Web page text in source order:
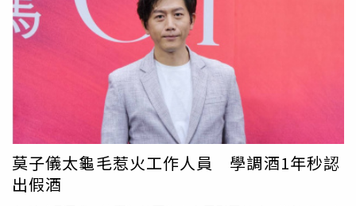
一起吹毛求疵，一次又一次重來，承擔起所有壓力，是多麼
幸運的事。」他也不忘笑稱：「感謝樓本單！」影集每集以
「一杯調酒，一個故事」貫穿全劇，談到私下酒量，演員們
也大方分享趣事，楊貴媚笑說：「我酒膽很小，喝醉會很
盧，還是別練酒，以免發生糗事。」蔡淑臻則自嘲是「酒精
過敏人」，她說：「我的酒量真是爛透了，只要喝個200到
250ml就會臉紅發癢。不過這樣反而對演出很有幫助，只要
一兩口就能進入『微醺』狀態，還很清醒地完成拍攝，完全
不需要特別訓練，超有效率。」楊貴媚自曝喝醉會很盧。
（圖／逆光電影提供）至於酒醉糗事也笑料百出，陳家逵分
莫子儀太龜毛惹火工作人員 學調酒1年秒認
出假酒